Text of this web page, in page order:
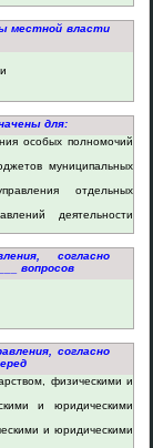
местной власти
для:
особых полномочий
муниципальных
отдельных
деятельности
согласно
вопросов
согласно
физическими и
и юридическими
и юридическими